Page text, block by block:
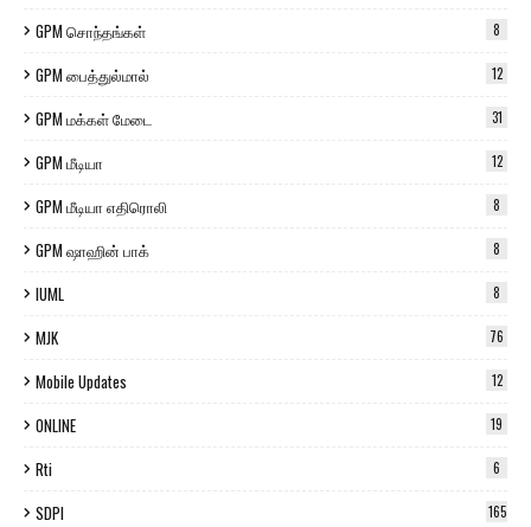
GPM சொந்தங்கள் 8
GPM பைத்துல்மால் 12
GPM மக்கள் மேடை 31
GPM மீடியா 12
GPM மீடியா எதிரொலி 8
GPM ஷாஹின் பாக் 8
IUML 8
MJK 76
Mobile Updates 12
ONLINE 19
Rti 6
SDPI 165